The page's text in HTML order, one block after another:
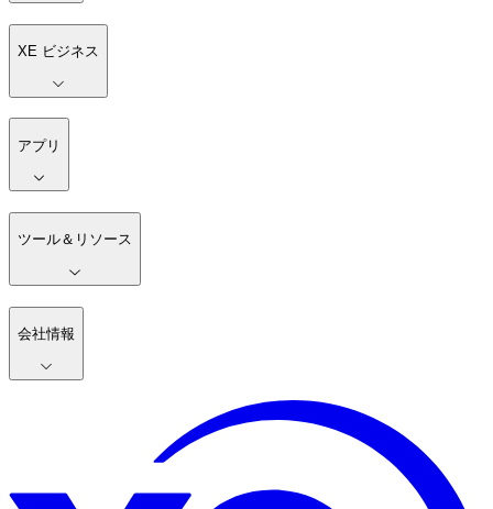
XE ビジネス
アプリ
ツール＆リソース
会社情報